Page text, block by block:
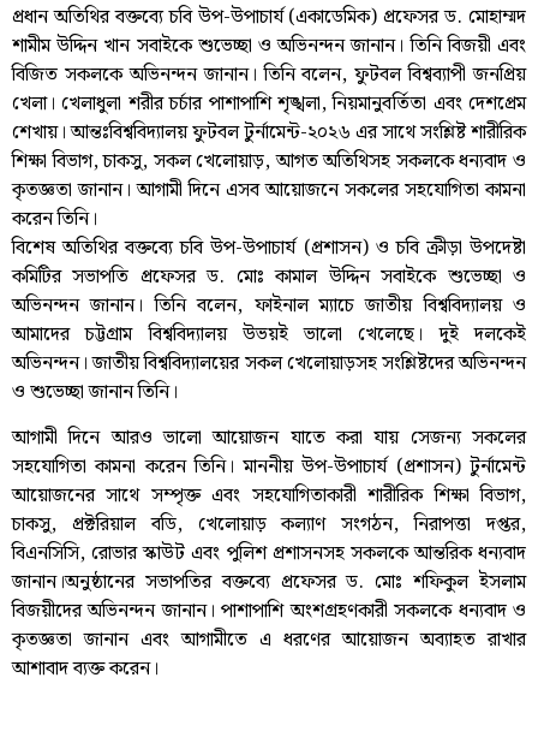
প্রধান অতিথির বক্তব্যে চবি উপ-উপাচার্য (একাডেমিক) প্রফেসর ড. মোহাম্মদ
শামীম উদ্দিন খান সবাইকে শুভেচ্ছা ও অভিনন্দন জানান। তিনি বিজয়ী এবং
বিজিত সকলকে অভিনন্দন জানান। তিনি বলেন, ফুটবল বিশ্বব্যাপী জনপ্রিয়
খেলা। খেলাধুলা শরীর চর্চার পাশাপাশি শৃঙ্খলা, নিয়মানুবর্তিতা এবং দেশপ্রেম
শেখায়। আন্তঃবিশ্ববিদ্যালয় ফুটবল টুর্নামেন্ট-২০২৬ এর সাথে সংশ্লিষ্ট শারীরিক
শিক্ষা বিভাগ, চাকসু, সকল খেলোয়াড়, আগত অতিথিসহ সকলকে ধন্যবাদ ও
কৃতজ্ঞতা জানান। আগামী দিনে এসব আয়োজনে সকলের সহযোগিতা কামনা
করেন তিনি।
বিশেষ অতিথির বক্তব্যে চবি উপ-উপাচার্য (প্রশাসন) ও চবি ক্রীড়া উপদেষ্টা
কমিটির সভাপতি প্রফেসর ড. মোঃ কামাল উদ্দিন সবাইকে শুভেচ্ছা ও
অভিনন্দন জানান। তিনি বলেন, ফাইনাল ম্যাচে জাতীয় বিশ্ববিদ্যালয় ও
আমাদের চট্টগ্রাম বিশ্ববিদ্যালয় উভয়ই ভালো খেলেছে। দুই দলকেই
অভিনন্দন। জাতীয় বিশ্ববিদ্যালয়ের সকল খেলোয়াড়সহ সংশ্লিষ্টদের অভিনন্দন
ও শুভেচ্ছা জানান তিনি।
আগামী দিনে আরও ভালো আয়োজন যাতে করা যায় সেজন্য সকলের
সহযোগিতা কামনা করেন তিনি। মাননীয় উপ-উপাচার্য (প্রশাসন) টুর্নামেন্ট
আয়োজনের সাথে সম্পৃক্ত এবং সহযোগিতাকারী শারীরিক শিক্ষা বিভাগ,
চাকসু, প্রক্টরিয়াল বডি, খেলোয়াড় কল্যাণ সংগঠন, নিরাপত্তা দপ্তর,
বিএনসিসি, রোভার স্কাউট এবং পুলিশ প্রশাসনসহ সকলকে আন্তরিক ধন্যবাদ
জানান।অনুষ্ঠানের সভাপতির বক্তব্যে প্রফেসর ড. মোঃ শফিকুল ইসলাম
বিজয়ীদের অভিনন্দন জানান। পাশাপাশি অংশগ্রহণকারী সকলকে ধন্যবাদ ও
কৃতজ্ঞতা জানান এবং আগামীতে এ ধরণের আয়োজন অব্যাহত রাখার
আশাবাদ ব্যক্ত করেন।